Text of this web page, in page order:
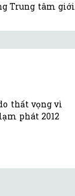
Trung tâm giới
thất vọng vì
phát 2012